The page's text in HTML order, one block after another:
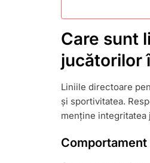
Care sunt
jucătorilor
Liniile directoare
și sportivitatea.
menține integritatea